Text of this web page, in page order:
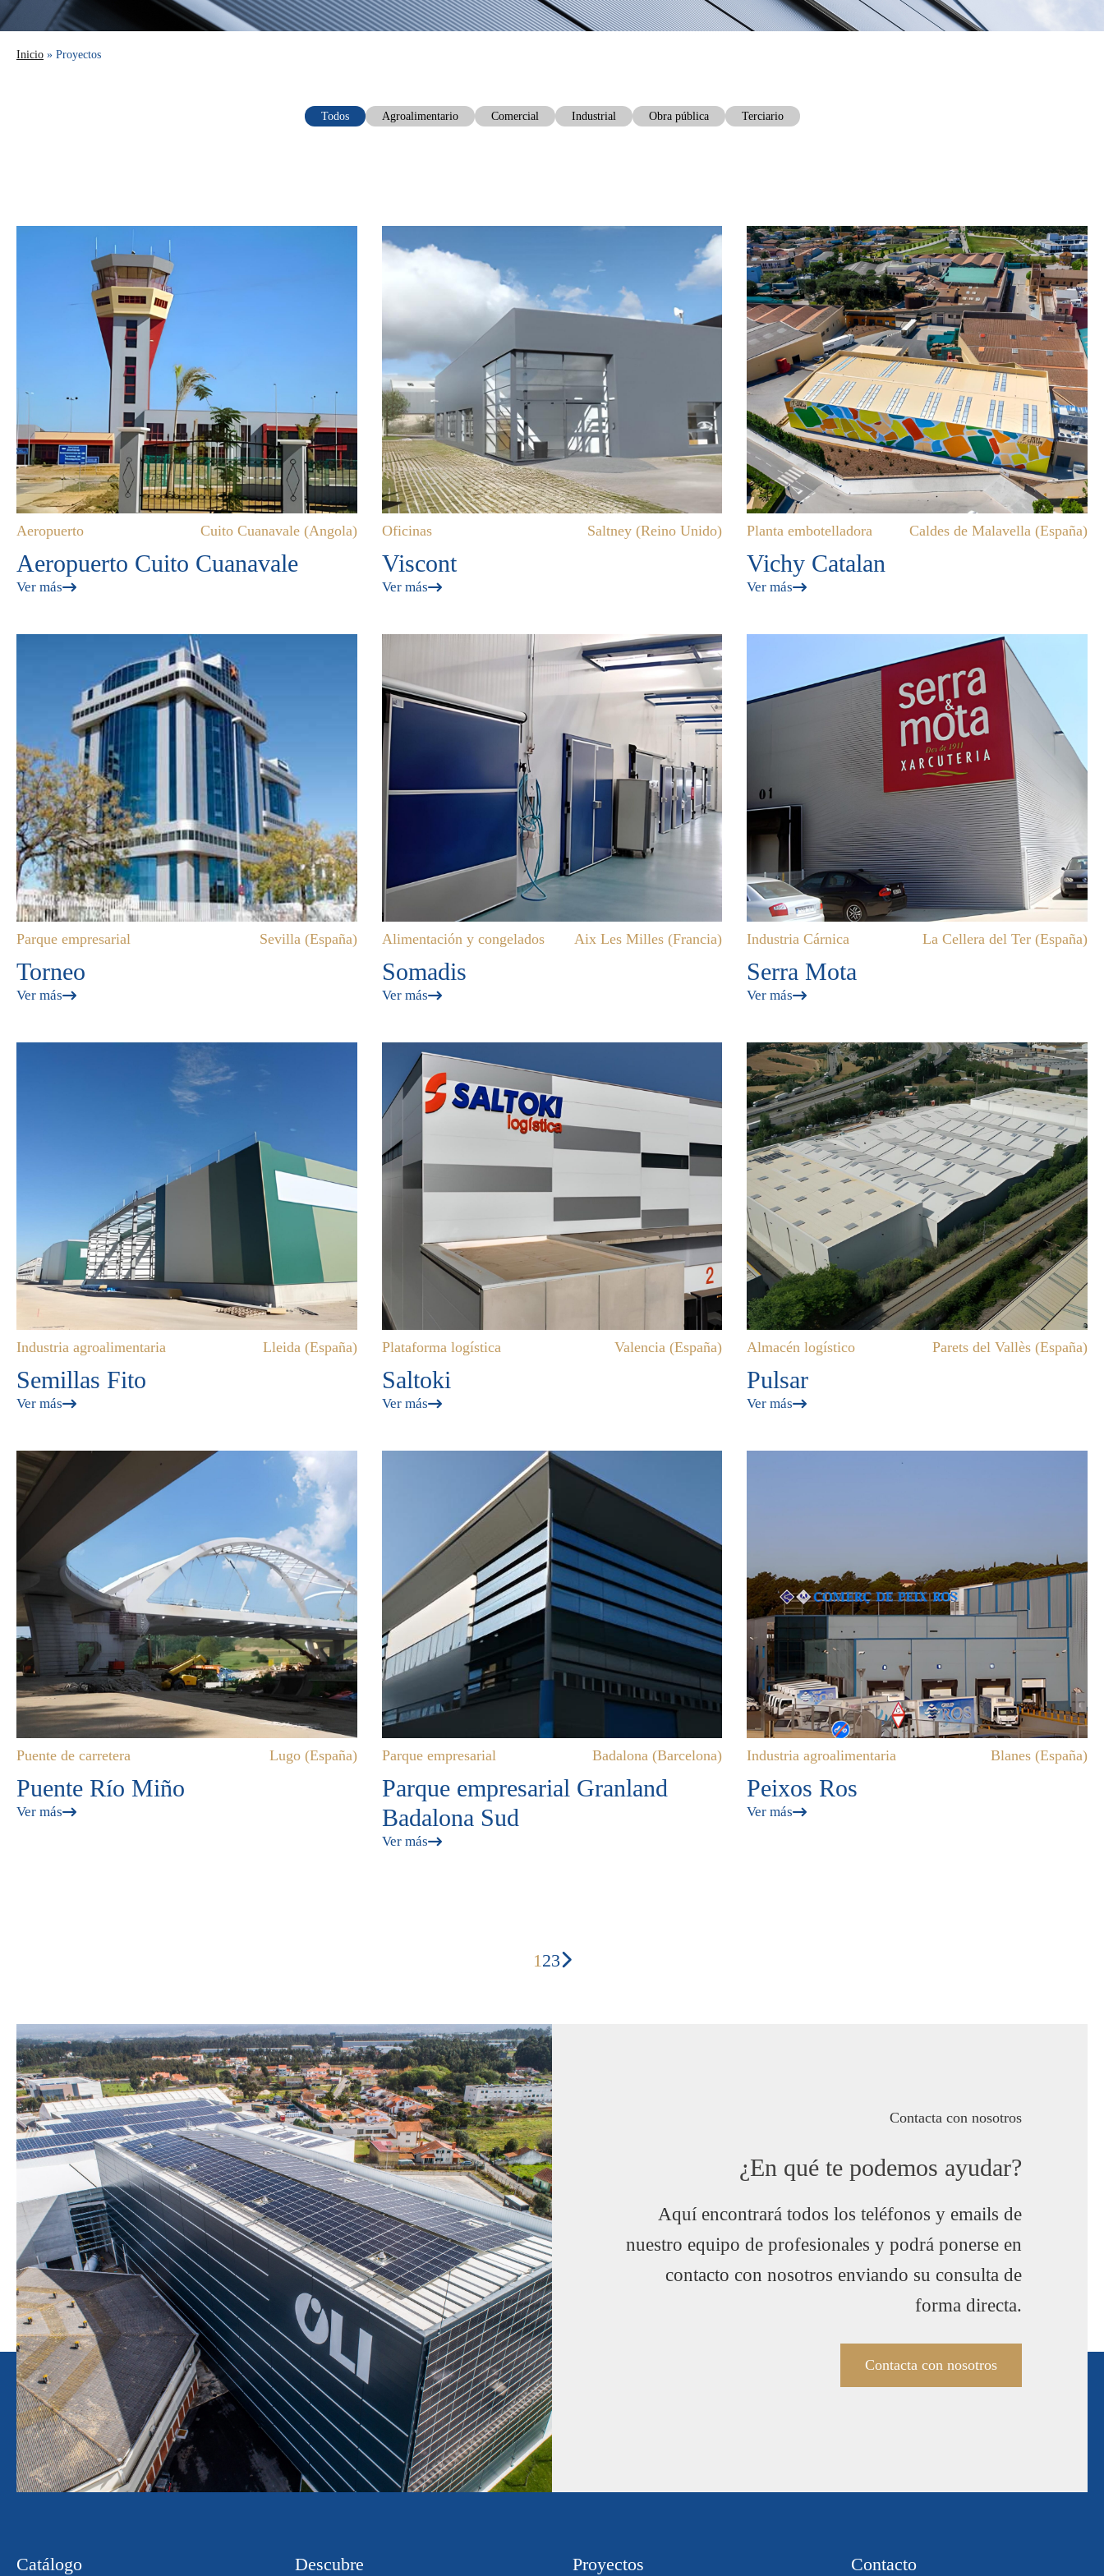
Inicio » Proyectos
Todos Agroalimentario Comercial Industrial Obra pública Terciario
Aeropuerto Cuito Cuanavale (Angola)
Aeropuerto Cuito Cuanavale
Ver más
Oficinas Saltney (Reino Unido)
Viscont
Ver más
Planta embotelladora Caldes de Malavella (España)
Vichy Catalan
Ver más
Parque empresarial Sevilla (España)
Torneo
Ver más
Alimentación y congelados Aix Les Milles (Francia)
Somadis
Ver más
Industria Cárnica La Cellera del Ter (España)
Serra Mota
Ver más
Industria agroalimentaria Lleida (España)
Semillas Fito
Ver más
Plataforma logística Valencia (España)
Saltoki
Ver más
Almacén logístico Parets del Vallès (España)
Pulsar
Ver más
Puente de carretera Lugo (España)
Puente Río Miño
Ver más
Parque empresarial Badalona (Barcelona)
Parque empresarial Granland
Badalona Sud
Ver más
Industria agroalimentaria Blanes (España)
Peixos Ros
Ver más
entradas
1 23
Contacta con nosotros
¿En qué te podemos ayudar?
Aquí encontrará todos los teléfonos y emails de
nuestro equipo de profesionales y podrá ponerse en
contacto con nosotros enviando su consulta de
forma directa.
Contacta con nosotros
Catálogo Descubre Proyectos Contacto